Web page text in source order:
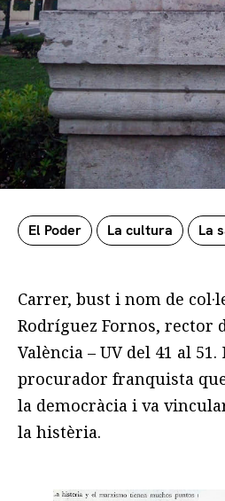
El Poder La cultura La
Carrer, bust i nom de
Rodríguez Fornos, rector
València – UV del 41 al
procurador franquista
la democràcia i va
la histèria.